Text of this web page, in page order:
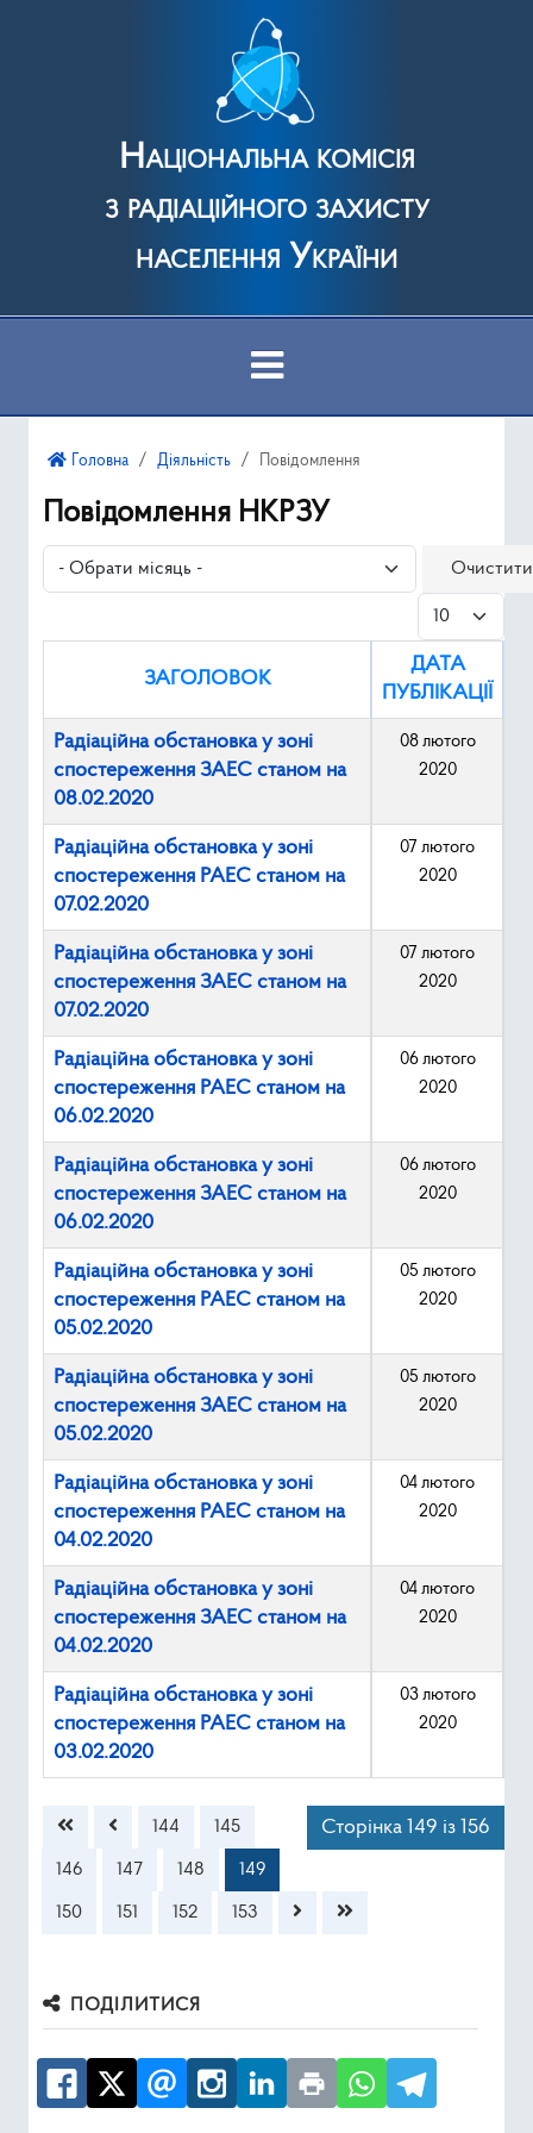
Національна комісія
з радіаційного захисту
населення України
Діяльність
Ресурси
Type 2 or
Пошук
Головна Діяльність Повідомлення
Повідомлення НКРЗУ
- Обрати місяць -
Очистити
Показувати
ЗАГОЛОВОК
ДАТА
ПУБЛІКАЦІЇ
Радіаційна обстановка у зоні
спостереження ЗАЕС станом на
08.02.2020
08 лютого
2020
Радіаційна обстановка у зоні
спостереження РАЕС станом на
07.02.2020
07 лютого
2020
Радіаційна обстановка у зоні
спостереження ЗАЕС станом на
07.02.2020
07 лютого
2020
Радіаційна обстановка у зоні
спостереження РАЕС станом на
06.02.2020
06 лютого
2020
Радіаційна обстановка у зоні
спостереження ЗАЕС станом на
06.02.2020
06 лютого
2020
Радіаційна обстановка у зоні
спостереження РАЕС станом на
05.02.2020
05 лютого
2020
Радіаційна обстановка у зоні
спостереження ЗАЕС станом на
05.02.2020
05 лютого
2020
Радіаційна обстановка у зоні
спостереження РАЕС станом на
04.02.2020
04 лютого
2020
Радіаційна обстановка у зоні
спостереження ЗАЕС станом на
04.02.2020
04 лютого
2020
Радіаційна обстановка у зоні
спостереження РАЕС станом на
03.02.2020
03 лютого
2020
Сторінка 149 із 156
144 145
146 147 148 149
150 151 152 153
ПОДІЛИТИСЯ